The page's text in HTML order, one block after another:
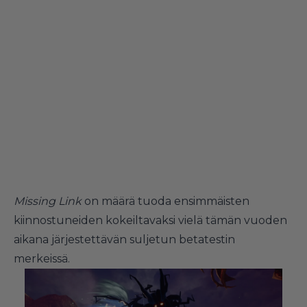
Missing Link on määrä tuoda ensimmäisten
kiinnostuneiden kokeiltavaksi vielä tämän vuoden
aikana järjestettävän suljetun betatestin
merkeissä.